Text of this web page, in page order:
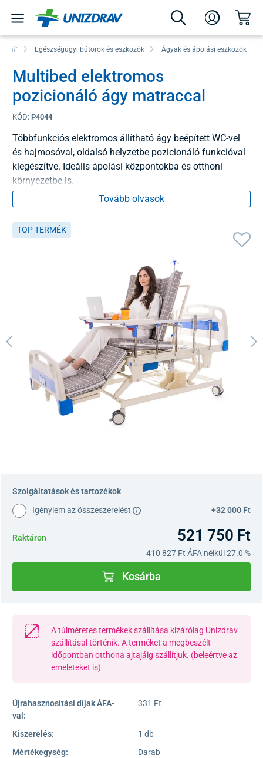
Egészségügyi bútorok és eszközök Ágyak és ápolási eszközök
Multibed elektromos
pozicionáló ágy matraccal
KÓD: P4044
Többfunkciós elektromos állítható ágy beépített WC-vel
és hajmosóval, oldalsó helyzetbe pozicionáló funkcióval
kiegészítve. Ideális ápolási központokba és otthoni
környezetbe is.
Tovább olvasok
TOP TERMÉK
Szolgáltatások és tartozékok
Igénylem az összeszerelést +32 000 Ft
Raktáron 521 750 Ft
410 827 Ft ÁFA nélkül 27.0 %
Kosárba
A túlméretes termékek szállítása kizárólag Unizdrav
szállításal történik. A terméket a megbeszélt
időpontban otthona ajtajáig szállítjuk. (beleértve az
emeleteket is)
Újrahasznosítási díjak ÁFA-
val:
331 Ft
Kiszerelés:
1 db
Mértékegység:
Darab